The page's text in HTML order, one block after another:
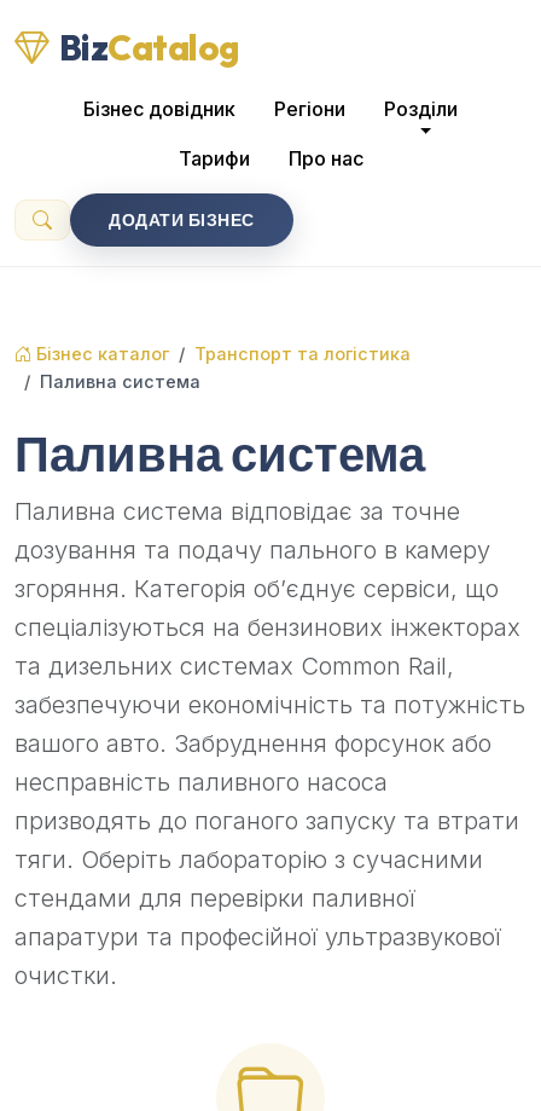
BizCatalog
Бізнес довідник Регіони Розділи
Тарифи Про нас
ДОДАТИ БІЗНЕС
Бізнес каталог
Транспорт та логістика
Паливна система
Паливна система
Паливна система відповідає за точне
дозування та подачу пального в камеру
згоряння. Категорія об’єднує сервіси, що
спеціалізуються на бензинових інжекторах
та дизельних системах Common Rail,
забезпечуючи економічність та потужність
вашого авто. Забруднення форсунок або
несправність паливного насоса
призводять до поганого запуску та втрати
тяги. Оберіть лабораторію з сучасними
стендами для перевірки паливної
апаратури та професійної ультразвукової
очистки.